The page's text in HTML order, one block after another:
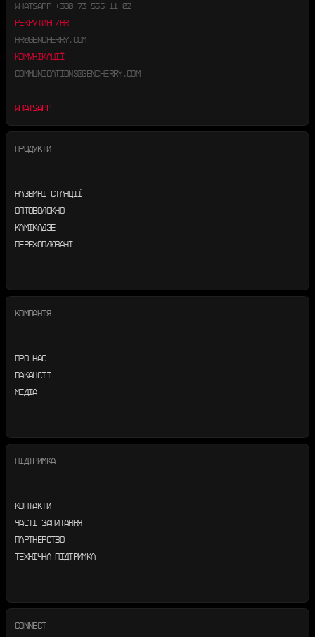
ПРОДУКТИ
НАЗЕМНІ СТАНЦІЇ
ОПТОВОЛОКНО
КАМІКАДЗЕ
ПЕРЕХОПЛЮВАЧІ
КОМПАНІЯ
ПРО НАС
ВАКАНСІЇ
МЕДІА
ПІДТРИМКА
КОНТАКТИ
ЧАСТІ ЗАПИТАННЯ
ПАРТНЕРСТВО
ТЕХНІЧНА ПІДТРИМКА
WHATSAPP +380 73 555 11 02
РЕКРУТИНГ/HR
HR@GENCHERRY.COM
КОМУНІКАЦІЇ
COMMUNICATIONS@GENCHERRY.COM
WHATSAPP
CONNECT